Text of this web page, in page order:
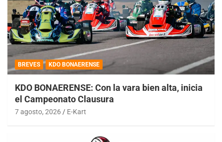
BREVES KDO BONAERENSE
KDO BONAERENSE: Con la vara bien alta, inicia
el Campeonato Clausura
7 agosto, 2026 E-Kart